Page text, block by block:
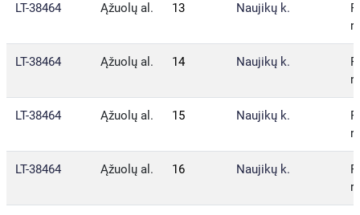
LT-38464 Ąžuolų al. 13 Naujikų k.
LT-38464 Ąžuolų al. 14 Naujikų k.
LT-38464 Ąžuolų al. 15 Naujikų k.
LT-38464 Ąžuolų al. 16 Naujikų k.